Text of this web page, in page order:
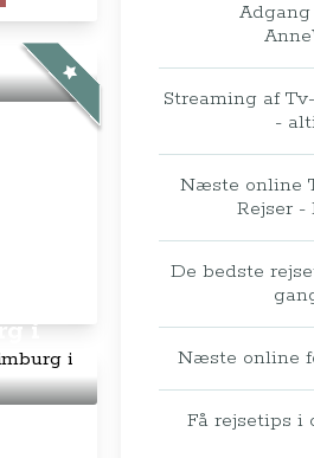
i
Streaming af
-
Næste online
Rejser
De bedste
Næste online
Få rejsetips i